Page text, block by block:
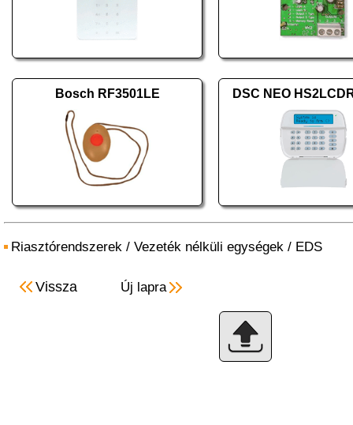
Bosch RF3501LE DSC NEO
Riasztórendszerek / Vezeték nélküli egységek / EDS
Vissza Új lapra